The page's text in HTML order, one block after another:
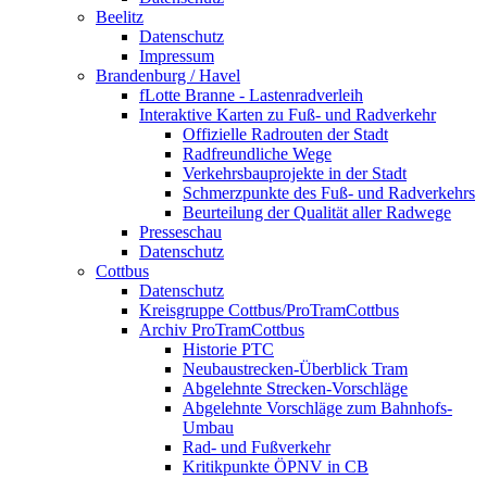
Beelitz
Datenschutz
Impressum
Brandenburg / Havel
fLotte Branne - Lastenradverleih
Interaktive Karten zu Fuß- und Radverkehr
Offizielle Radrouten der Stadt
Radfreundliche Wege
Verkehrsbauprojekte in der Stadt
Schmerzpunkte des Fuß- und Radverkehrs
Beurteilung der Qualität aller Radwege
Presseschau
Datenschutz
Cottbus
Datenschutz
Kreisgruppe Cottbus/ProTramCottbus
Archiv ProTramCottbus
Historie PTC
Neubaustrecken-Überblick Tram
Abgelehnte Strecken-Vorschläge
Abgelehnte Vorschläge zum Bahnhofs-
Umbau
Rad- und Fußverkehr
Kritikpunkte ÖPNV in CB